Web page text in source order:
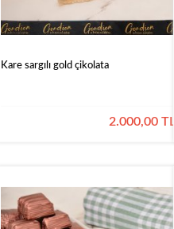
Bayram
Çikolataları
Hediyelik
Çikolatalar
İsteme
Çikolataları
Kare sargılı gold çikolata
2.000,00 TL